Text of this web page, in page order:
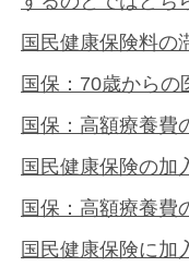
国民健康保険料の
国保：70歳からの
国保：高額療養費
国民健康保険の加
国保：高額療養費
国民健康保険に加